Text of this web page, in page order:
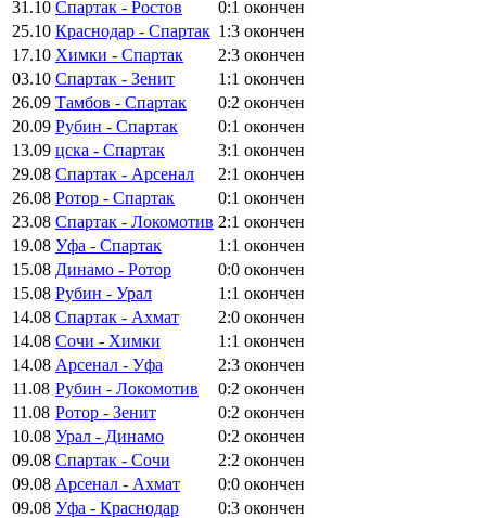
31.10 Спартак - Ростов 0:1 окончен
25.10 Краснодар - Спартак 1:3 окончен
17.10 Химки - Спартак 2:3 окончен
03.10 Спартак - Зенит 1:1 окончен
26.09 Тамбов - Спартак 0:2 окончен
20.09 Рубин - Спартак 0:1 окончен
13.09 цска - Спартак 3:1 окончен
29.08 Спартак - Арсенал 2:1 окончен
26.08 Ротор - Спартак 0:1 окончен
23.08 Спартак - Локомотив 2:1 окончен
19.08 Уфа - Спартак 1:1 окончен
15.08 Динамо - Ротор 0:0 окончен
15.08 Рубин - Урал 1:1 окончен
14.08 Спартак - Ахмат 2:0 окончен
14.08 Сочи - Химки 1:1 окончен
14.08 Арсенал - Уфа 2:3 окончен
11.08 Рубин - Локомотив 0:2 окончен
11.08 Ротор - Зенит 0:2 окончен
10.08 Урал - Динамо 0:2 окончен
09.08 Спартак - Сочи 2:2 окончен
09.08 Арсенал - Ахмат 0:0 окончен
09.08 Уфа - Краснодар 0:3 окончен